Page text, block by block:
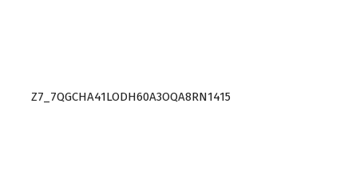
Z7_7QGCHA41LODH60A3OQA8RN1415